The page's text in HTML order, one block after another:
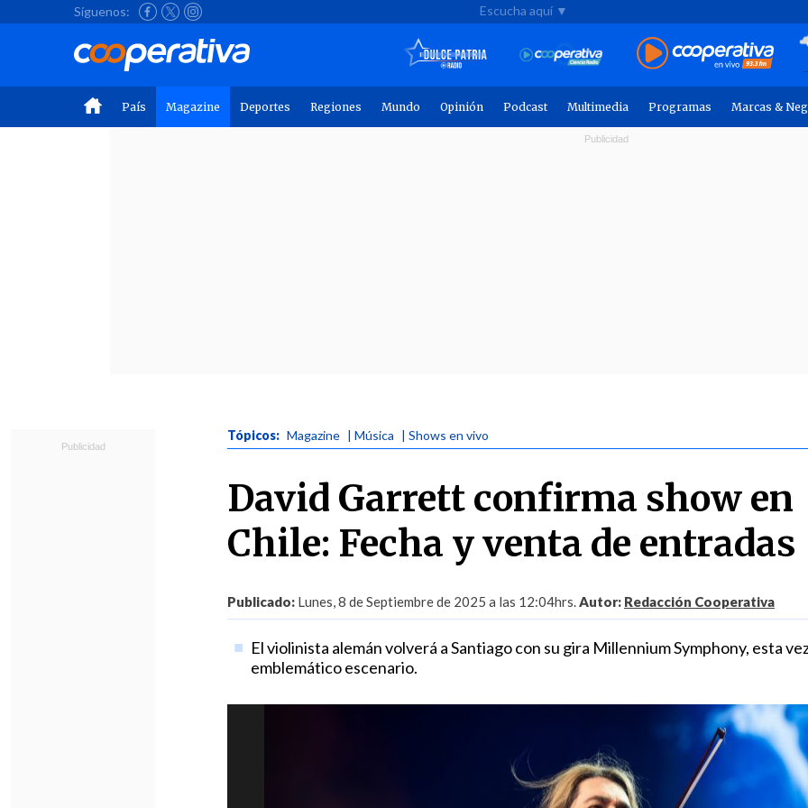
Síguenos: Escucha aquí ▼
País Magazine Deportes Regiones Mundo Opinión Podcast Multimedia Programas Marcas &
Tópicos: Magazine | Música | Shows en vivo
David Garrett confirma show en
Chile: Fecha y venta de entradas
Publicado: Lunes, 8 de Septiembre de 2025 a las 12:04hrs.Autor: Redacción Cooperativa
El violinista alemán volverá a Santiago con su gira Millennium Symphony, esta
emblemático escenario.